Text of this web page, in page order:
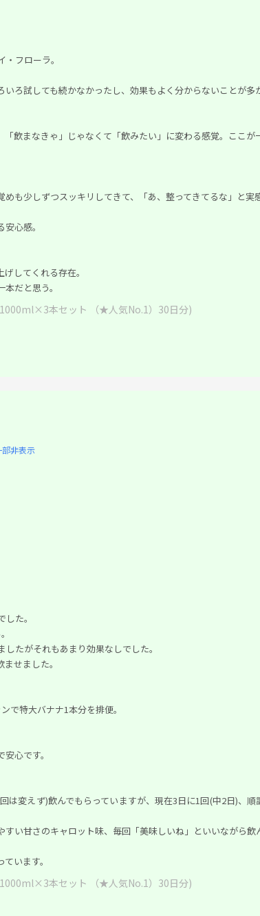
フローラ。
ろ試しても続かなかったし、効果もよく分からないことが多
飲まなきゃ」じゃなくて「飲みたい」に変わる感覚。ここが
も少しずつスッキリしてきて、「あ、整ってきてるな」と実
心感。
してくれる存在。
だと思う。
本セット （★人気No.1）30日分)
部非表示
た。
したがそれもあまり効果なしでした。
せました。
で特大バナナ1本分を排便。
心です。
は変えず)飲んでもらっていますが、現在3日に1回(中2日)、
い甘さのキャロット味、毎回「美味しいね」といいながら飲
います。
本セット （★人気No.1）30日分)